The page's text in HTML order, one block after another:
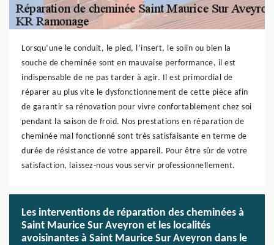
Lorsqu’une le conduit, le pied, l’insert, le solin ou bien la
souche de cheminée sont en mauvaise performance, il est
indispensable de ne pas tarder à agir. Il est primordial de
réparer au plus vite le dysfonctionnement de cette pièce afin
de garantir sa rénovation pour vivre confortablement chez soi
pendant la saison de froid. Nos prestations en réparation de
cheminée mal fonctionné sont très satisfaisante en terme de
durée de résistance de votre appareil. Pour être sûr de votre
satisfaction, laissez-nous vous servir professionnellement.
Les interventions de réparation des cheminées à
Saint Maurice Sur Aveyron et les localités
avoisinantes à Saint Maurice Sur Aveyron dans le